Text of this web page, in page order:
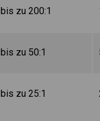
bis zu 200:1
bis zu 50:1
bis zu 25:1